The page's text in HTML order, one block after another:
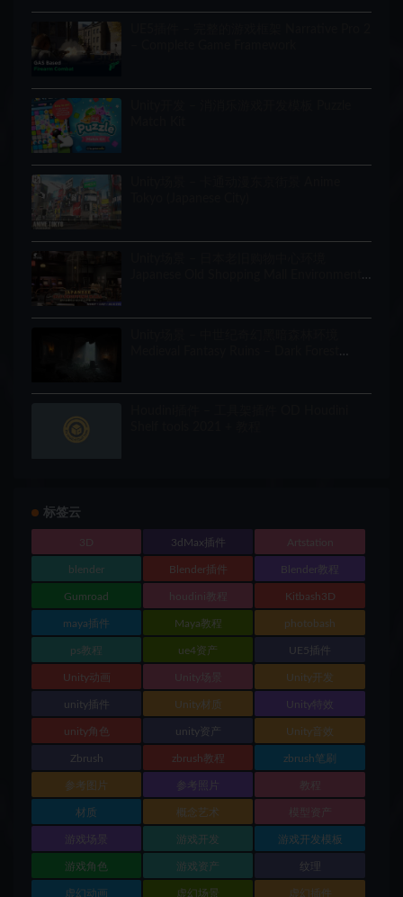
标签云
3D 3dMax插件 Artstation
blender Blender插件 Blender教程
Gumroad houdini教程 Kitbash3D
maya插件 Maya教程 photobash
ps教程 ue4资产 UE5插件
Unity动画 Unity场景 Unity开发
unity插件 Unity材质 Unity特效
unity角色 unity资产 Unity音效
Zbrush zbrush教程 zbrush笔刷
参考图片 参考照片 教程
材质 概念艺术 模型资产
游戏场景 游戏开发 游戏开发模板
游戏角色 游戏资产 纹理
虚幻动画 虚幻场景 虚幻插件